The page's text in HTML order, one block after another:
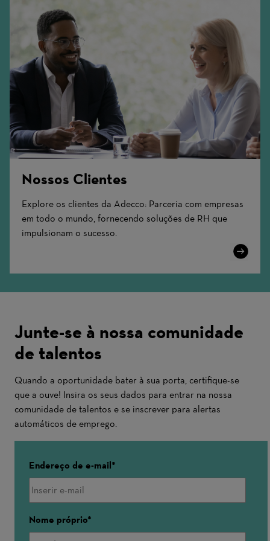
Nossos Clientes
Explore os clientes da Adecco: Parceria com empresas
em todo o mundo, fornecendo soluções de RH que
impulsionam o sucesso.
Learn
Junte-se à nossa comunidade
de talentos
Quando a oportunidade bater à sua porta, certifique-se
que a ouve! Insira os seus dados para entrar na nossa
comunidade de talentos e se inscrever para alertas
automáticos de emprego.
Endereço de e-mail
Nome próprio